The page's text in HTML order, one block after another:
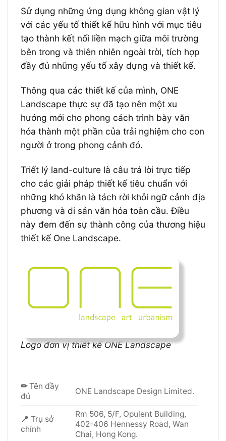
Sử dụng những ứng dụng không gian vật lý
với các yếu tố thiết kế hữu hình với mục tiêu
tạo thành kết nối liền mạch giữa môi trường
bên trong và thiên nhiên ngoài trời, tích hợp
đầy đủ những yếu tố xây dựng và thiết kế.
Thông qua các thiết kế của mình, ONE
Landscape thực sự đã tạo nên một xu
hướng mới cho phong cách trình bày văn
hóa thành một phần của trải nghiệm cho con
người ở trong phong cảnh đó.
Triết lý land-culture là câu trả lời trực tiếp
cho các giải pháp thiết kế tiêu chuẩn với
những khó khăn là tách rời khỏi ngữ cảnh địa
phương và di sản văn hóa toàn cầu. Điều
này đem đến sự thành công của thương hiệu
thiết kế One Landscape.
Logo đơn vị thiết kế ONE Landscape
✏Tên đầy
đủ
ONE Landscape Design Limited.
📍 Trụ sở
chính
Rm 506, 5/F, Opulent Building,
402-406 Hennessy Road, Wan
Chai, Hong Kong.